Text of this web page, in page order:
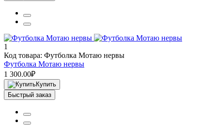
1
Код товара: Футболка Мотаю нервы
Футболка Мотаю нервы
1 300.00₽
Купить
Быстрый заказ